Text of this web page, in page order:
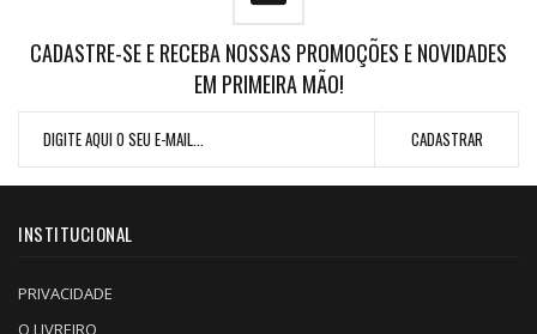
CADASTRE-SE E RECEBA NOSSAS PROMOÇÕES E NOVIDADES
EM PRIMEIRA MÃO!
INSTITUCIONAL
PRIVACIDADE
O LIVREIRO